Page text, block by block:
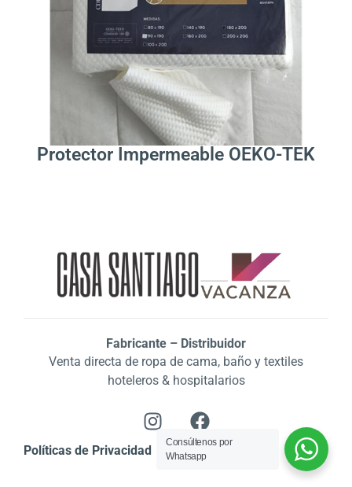
Protector Impermeable OEKO-TEK
Fabricante – Distribuidor
Venta directa de ropa de cama, baño y textiles
hoteleros & hospitalarios
Políticas de Privacidad
Consúltenos por
Whatsapp